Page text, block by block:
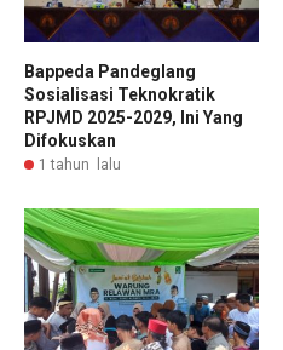
Bappeda Pandeglang
Sosialisasi Teknokratik
RPJMD 2025-2029, Ini Yang
Difokuskan
1 tahun lalu